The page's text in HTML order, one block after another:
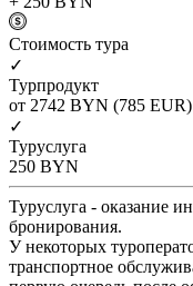
Cтоимость тура
✓
Турпродукт
от 2742 BYN (785 EUR)
✓
Туруслуга
250 BYN
Туруслуга - оказание
бронирования.
У некоторых
транспортное